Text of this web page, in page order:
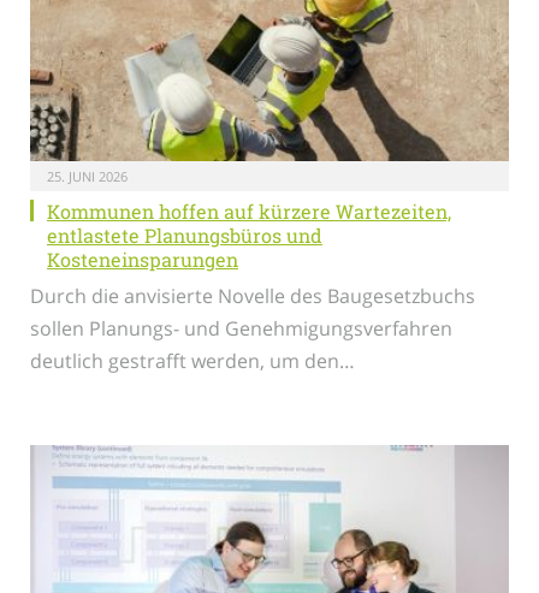
25. JUNI 2026
Kommunen hoffen auf kürzere Wartezeiten,
entlastete Planungsbüros und
Kosteneinsparungen
Durch die anvisierte Novelle des Baugesetzbuchs
sollen Planungs- und Genehmigungsverfahren
deutlich gestrafft werden, um den…